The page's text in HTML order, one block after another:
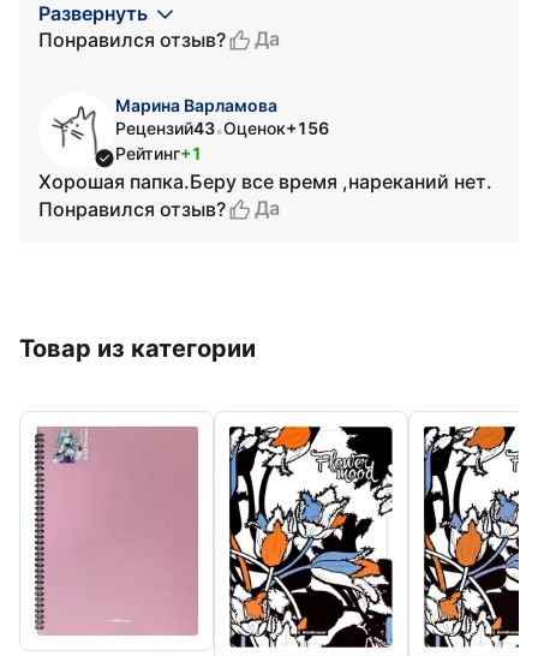
Развернуть
Понравился отзыв?
Да
Марина Варламова
Рецензий43•Оценок+156
Рейтинг+1
Хорошая папка.Беру все время ,нареканий нет.
Понравился отзыв?
Да
Товар из категории